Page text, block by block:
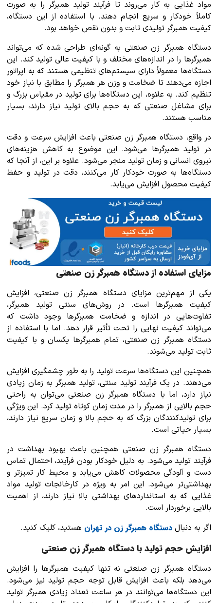
مواد غذایی به کار می‌روند تا فرآیند تولید همبرگر را به صورت
کاملاً خودکار و سریع انجام دهند. با استفاده از این دستگاه،
کیفیت همبرگر تولیدی ثابت و بدون نقص خواهد بود.
دستگاه همبرگر زن صنعتی به گونه‌ای طراحی شده که می‌تواند
همبرگرها را در اندازه‌های مختلف و با کیفیت عالی تولید کند. این
دستگاه‌ها معمولاً دارای سیستم‌های تنظیمی هستند که به اپراتور
اجازه می‌دهند تا ضخامت و وزن هر همبرگر را مطابق با نیاز خود
تنظیم کند. به علاوه، این دستگاه‌ها برای تولید در مقیاس بزرگ و
برای مشاغل صنعتی که به حجم بالای تولید نیاز دارند، بسیار
مناسب هستند.
در واقع، دستگاه همبرگر زن صنعتی باعث افزایش سرعت و دقت
در تولید همبرگرها می‌شود. این موضوع به کاهش هزینه‌های
نیروی انسانی و زمان تولید منجر می‌شود. علاوه بر این، از آنجا که
دستگاه‌ها به صورت خودکار کار می‌کنند، دقت در تولید و حفظ
کیفیت محصول افزایش می‌یابد.
مزایای استفاده از دستگاه همبرگر زن صنعتی
یکی از مهم‌ترین مزایای دستگاه همبرگر زن صنعتی، افزایش
کیفیت همبرگرها است. در روش‌های سنتی تولید همبرگر،
تفاوت‌هایی در اندازه و ضخامت همبرگرها وجود داشت که
می‌تواند کیفیت نهایی را تحت تأثیر قرار دهد. اما با استفاده از
دستگاه همبرگر زن صنعتی، تمام همبرگرها یکسان و با کیفیت
ثابت تولید می‌شوند.
همچنین این دستگاه‌ها سرعت تولید را به طور چشمگیری افزایش
می‌دهند. در یک فرآیند تولید سنتی، تولید همبرگر به زمان زیادی
نیاز دارد، اما با دستگاه همبرگر زن صنعتی می‌توان به راحتی
حجم بالایی از همبرگر را در مدت زمان کوتاه تولید کرد. این ویژگی
برای تولیدکنندگان بزرگ که به حجم بالا و زمان سریع نیاز دارند،
بسیار حیاتی است.
دستگاه همبرگر زن صنعتی همچنین باعث بهبود بهداشت در
فرآیند تولید می‌شود. به دلیل خودکار بودن فرآیند، احتمال تماس
دست و آلودگی محصولات کاهش می‌یابد و محیط کار تمیزتر و
بهداشتی‌تر می‌شود. این امر به ویژه در کارخانجات تولید مواد
غذایی که به استانداردهای بهداشتی بالا نیاز دارند، از اهمیت
بالایی برخوردار است.
اگر به دنبالدستگاه همبرگر زن در تهران هستید، کلیک کنید.
افزایش حجم تولید با دستگاه همبرگر زن صنعتی
دستگاه همبرگر زن صنعتی نه تنها کیفیت همبرگرها را افزایش
می‌دهد بلکه باعث افزایش قابل توجه حجم تولید نیز می‌شود.
این دستگاه‌ها می‌توانند در هر ساعت تعداد زیادی همبرگر تولید